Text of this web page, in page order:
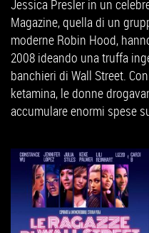
Jessica Presler in un
Magazine, quella di un
moderne Robin Hood,
2008 ideando una truffa
banchieri di Wall Street.
ketamina, le donne
accumulare enormi spese